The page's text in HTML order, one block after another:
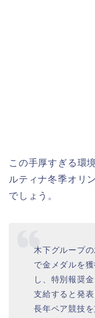
この手厚すぎる環
ルティナ冬季オリ
でしょう。
木下グループ
で金メダルを
し、特別報奨
支給すると発表
長年ペア競技